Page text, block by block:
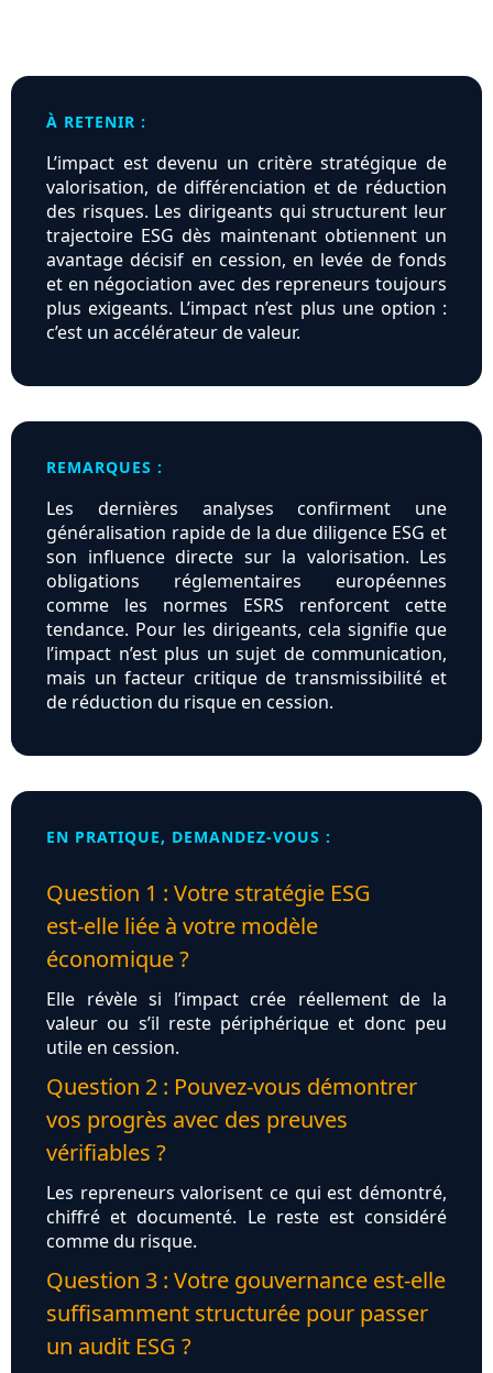
À RETENIR :
L’impact est devenu un critère stratégique de
valorisation, de différenciation et de réduction
des risques. Les dirigeants qui structurent leur
trajectoire ESG dès maintenant obtiennent un
avantage décisif en cession, en levée de fonds
et en négociation avec des repreneurs toujours
plus exigeants. L’impact n’est plus une option :
c’est un accélérateur de valeur.
REMARQUES :
Les dernières analyses confirment une
généralisation rapide de la due diligence ESG et
son influence directe sur la valorisation. Les
obligations réglementaires européennes
comme les normes ESRS renforcent cette
tendance. Pour les dirigeants, cela signifie que
l’impact n’est plus un sujet de communication,
mais un facteur critique de transmissibilité et
de réduction du risque en cession.
EN PRATIQUE, DEMANDEZ-VOUS :
Question 1 : Votre stratégie ESG
est‑elle liée à votre modèle
économique ?
Elle révèle si l’impact crée réellement de la
valeur ou s’il reste périphérique et donc peu
utile en cession.
Question 2 : Pouvez‑vous démontrer
vos progrès avec des preuves
vérifiables ?
Les repreneurs valorisent ce qui est démontré,
chiffré et documenté. Le reste est considéré
comme du risque.
Question 3 : Votre gouvernance est‑elle
suffisamment structurée pour passer
un audit ESG ?